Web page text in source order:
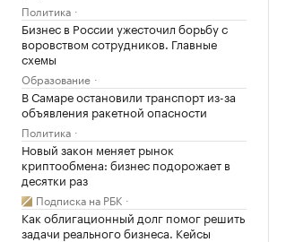
Политика
Бизнес в России ужесточил борьбу с
воровством сотрудников. Главные
схемы
Образование
В Самаре остановили транспорт из-за
объявления ракетной опасности
Политика
Новый закон меняет рынок
криптообмена: бизнес подорожает в
десятки раз
Подписка на РБК
Как облигационный долг помог решить
задачи реального бизнеса. Кейсы